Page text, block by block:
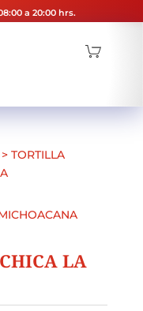
a 20:00 hrs.
> TORTILLA
LA